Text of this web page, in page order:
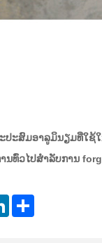
ປະສົມອາລູມິນຽມທີ່ໃ
ນທົ່ວໄປສໍາລັບການ
LinkedIn